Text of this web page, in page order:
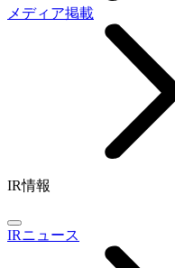
メディア掲載
IR情報
IRニュース